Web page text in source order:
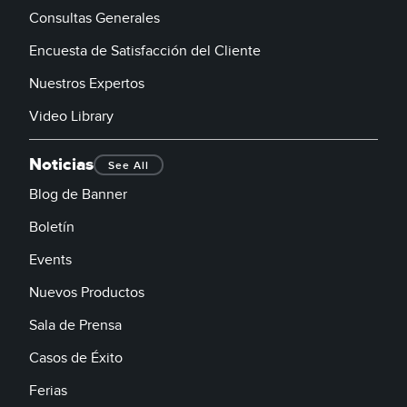
Consultas Generales
Encuesta de Satisfacción del Cliente
Nuestros Expertos
Video Library
Noticias See All
Blog de Banner
Boletín
Events
Nuevos Productos
Sala de Prensa
Casos de Éxito
Ferias